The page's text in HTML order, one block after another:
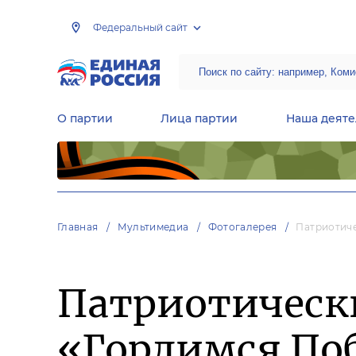
Федеральный сайт
О партии Лица партии Наша
Главная Мультимедиа Фотогалерея